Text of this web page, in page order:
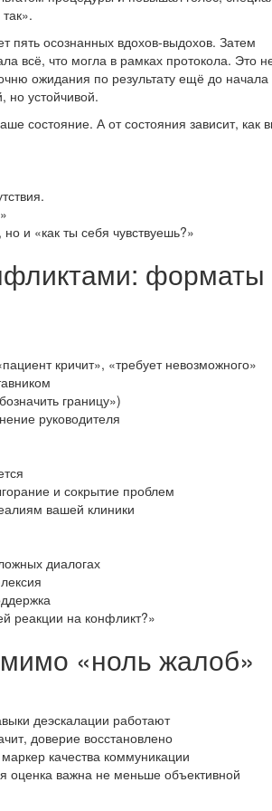
пять осознанных вдохов-выдохов. Затем
всё, что могла в рамках протокола. Это
ожидания по результату ещё до начала
но устойчивой.
состояние. А от состояния зависит, как
и «как ты себя чувствуешь?»
форматы
кричит», «требует невозможного»
границу»)
руководителя
и сокрытие проблем
вашей клиники
диалогах
реакции на конфликт?»
«ноль жалоб»
деэскалации работают
доверие восстановлено
качества коммуникации
оценка важна не меньше объективной